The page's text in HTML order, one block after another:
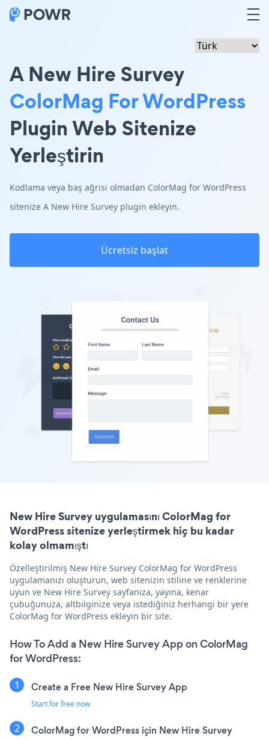
A New Hire Survey
ColorMag For WordPress
Plugin Web Sitenize
Yerleştirin
Kodlama veya baş ağrısı olmadan ColorMag for WordPress
sitenize A New Hire Survey plugin ekleyin.
Ücretsiz başlat
New Hire Survey uygulamasını ColorMag for
WordPress sitenize yerleştirmek hiç bu kadar
kolay olmamıştı
Özelleştirilmiş New Hire Survey ColorMag for WordPress
uygulamanızı oluşturun, web sitenizin stiline ve renklerine
uyun ve New Hire Survey sayfanıza, yayına, kenar
çubuğunuza, altbilginize veya istediğiniz herhangi bir yere
ColorMag for WordPress ekleyin bir site.
How To Add a New Hire Survey App on ColorMag
for WordPress:
Create a Free New Hire Survey App
Start for free now
ColorMag for WordPress için New Hire Survey